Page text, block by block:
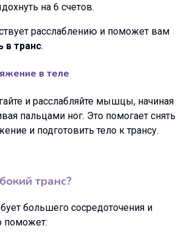
на 6 счетов.
расслаблению и поможет вам
в транс.
в теле
и расслабляйте мышцы, начиная
пальцами ног. Это помогает снять
и подготовить тело к трансу.
транс?
большего сосредоточения и
поможет: